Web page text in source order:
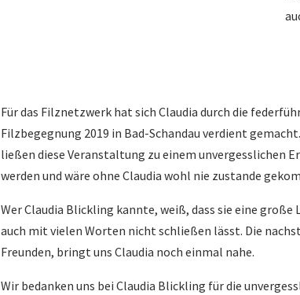
Für das Filznetzwerk hat sich Claudia durch die
Filzbegegnung 2019 in Bad-Schandau verdient
ließen diese Veranstaltung zu einem unvergesslichen
werden und wäre ohne Claudia wohl nie zustande
Wer Claudia Blickling kannte, weiß, dass sie eine große
auch mit vielen Worten nicht schließen lässt. Die
Freunden, bringt uns Claudia noch einmal nahe.
Wir bedanken uns bei Claudia Blickling für die